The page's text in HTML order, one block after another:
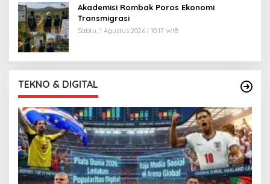
Akademisi Rombak Poros Ekonomi
Transmigrasi
Sabtu, 1 Agustus 2026 | 10:17 WIB
TEKNO & DIGITAL